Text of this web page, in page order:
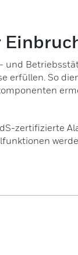
erfüllen. So
zertifizierte